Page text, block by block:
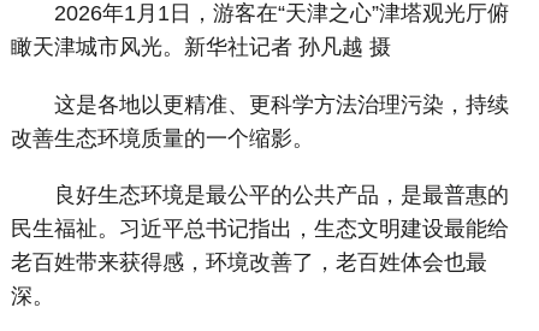
2026年1月1日，游客在“天津之心”津塔观光厅俯
瞰天津城市风光。新华社记者 孙凡越 摄
这是各地以更精准、更科学方法治理污染，持续
改善生态环境质量的一个缩影。
良好生态环境是最公平的公共产品，是最普惠的
民生福祉。习近平总书记指出，生态文明建设最能给
老百姓带来获得感，环境改善了，老百姓体会也最
深。